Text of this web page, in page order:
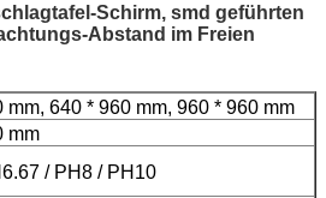
Schirm, smd geführten
Abstand im Freien
mm, 640 * 960 mm, 960 * 960 mm
mm
/ PH8 / PH10